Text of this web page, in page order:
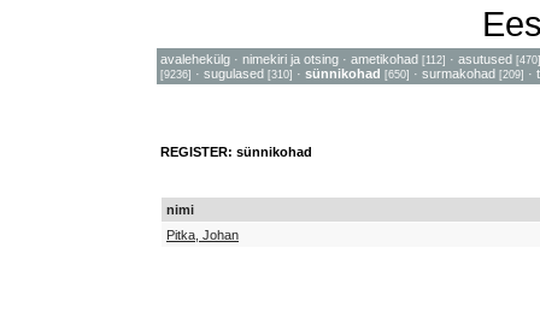
avalehekülg · nimekiri ja otsing · ametikohad [112] · asutused [470]
[9236] · sugulased [310] · sünnikohad [650] · surmakohad [209] ·
REGISTER: sünnikohad
nimi
Pitka, Johan